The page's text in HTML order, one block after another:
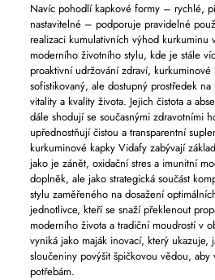
Navíc pohodlí kapkové formy – rychlé,
nastavitelné – podporuje pravidelné
realizaci kumulativních výhod kurkuminu
moderního životního stylu, kde je stále
proaktivní udržování zdraví,
sofistikovaný, ale dostupný prostředek
vitality a kvality života. Jejich čistota a
dále shodují se současnými zdravotními
upřednostňují čistou a transparentní
kurkuminové kapky Vidafy zabývají
jako je zánět, oxidační stres a imunitní
doplněk, ale jako strategická součást
stylu zaměřeného na dosažení
jednotlivce, kteří se snaží překlenout
moderního života a tradiční moudrostí v
vyniká jako maják inovací, který ukazuje,
sloučeniny povýšit špičkovou vědou, aby
potřebám.